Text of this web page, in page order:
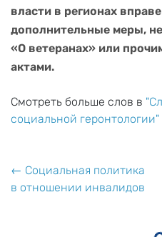
власти в регионах
дополнительные меры,
«О ветеранах» или
актами.
Смотреть больше слов в
социальной геронтологии"
← Социальная политика
в отношении инвалидов